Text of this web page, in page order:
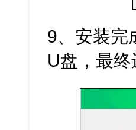
9、安装完
U盘，最